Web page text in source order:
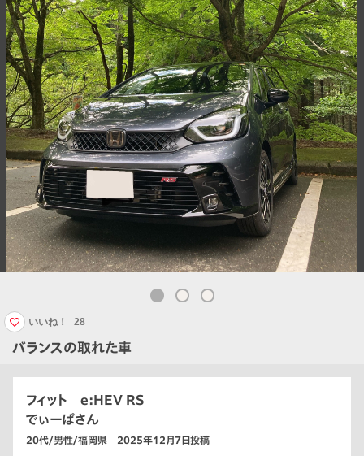
バランスの取れた車
いいね！ 28
フィット e:HEV RS
でぃーぱさん
20代/男性/福岡県 2025年12月7日投稿